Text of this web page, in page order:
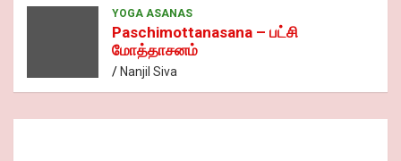
YOGA ASANAS
Paschimottanasana – பட்சி
மோத்தாசனம்
Nanjil Siva